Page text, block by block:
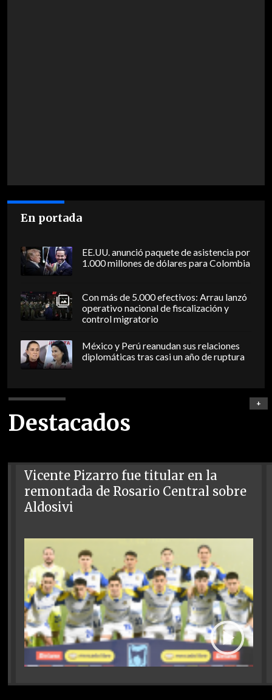
En portada
EE.UU. anunció paquete de asistencia por
1.000 millones de dólares para Colombia
Con más de 5.000 efectivos: Arrau lanzó
operativo nacional de fiscalización y
control migratorio
México y Perú reanudan sus relaciones
diplomáticas tras casi un año de ruptura
Destacados
+
Vicente Pizarro fue titular en la
remontada de Rosario Central sobre
Aldosivi